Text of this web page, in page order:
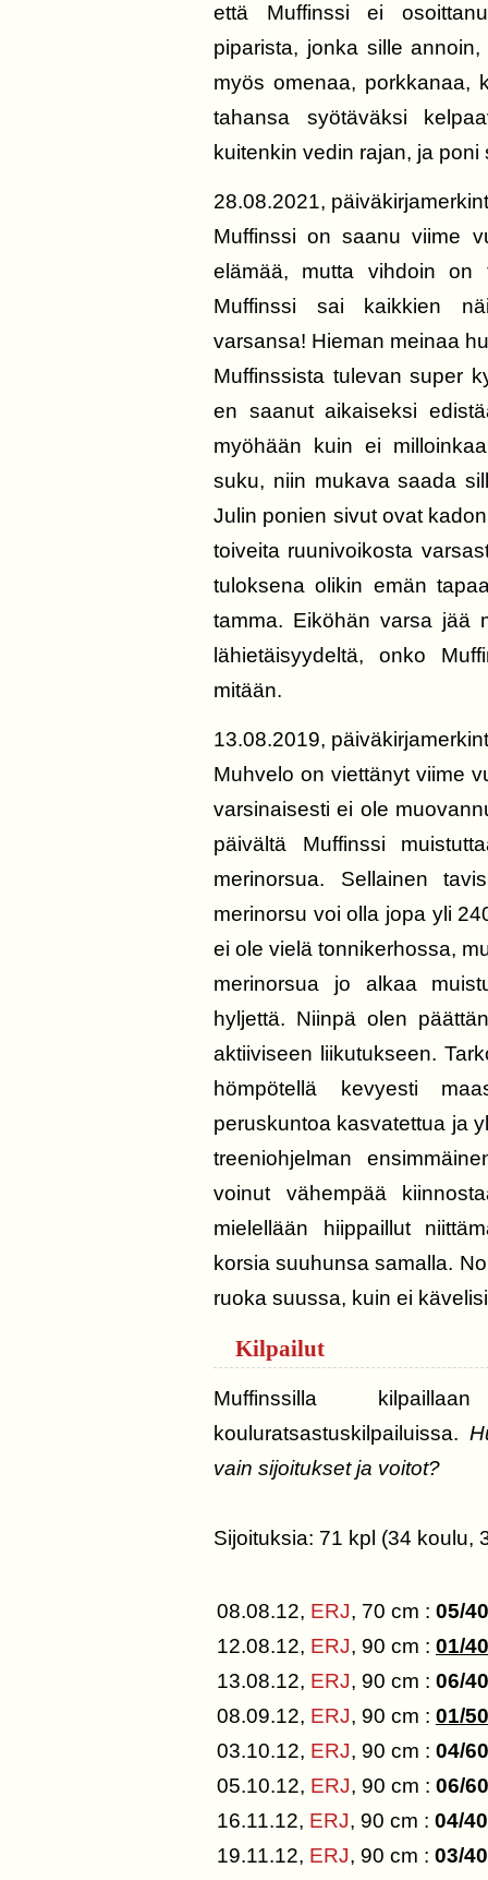
että Muffinssi ei
piparista, jonka sille
myös omenaa, porkkanaa,
tahansa syötäväksi
kuitenkin vedin rajan, ja
28.08.2021,
Muffinssi on saanu viime
elämää, mutta vihdoin on
Muffinssi sai kaikkien
varsansa! Hieman meinaa
Muffinssista tulevan super
en saanut aikaiseksi
myöhään kuin ei
suku, niin mukava saada
Julin ponien sivut ovat
toiveita ruunivoikosta
tuloksena olikin emän
tamma. Eiköhän varsa jää
lähietäisyydeltä, onko
mitään.
13.08.2019,
Muhvelo on viettänyt viime
varsinaisesti ei ole
päivältä Muffinssi
merinorsua. Sellainen
merinorsu voi olla jopa yli
ei ole vielä tonnikerhossa,
merinorsua jo alkaa
hyljettä. Niinpä olen
aktiiviseen liikutukseen.
hömpötellä kevyesti
peruskuntoa kasvatettua ja
treeniohjelman
voinut vähempää
mielellään hiippaillut
korsia suuhunsa samalla.
ruoka suussa, kuin ei
Kilpailut
Muffinssilla
kouluratsastuskilpailuissa.
vain sijoitukset ja voitot?
Sijoituksia: 71 kpl (34 koulu,
08.08.12, ERJ, 70 cm : 05/40
12.08.12, ERJ, 90 cm : 01/40
13.08.12, ERJ, 90 cm : 06/40
08.09.12, ERJ, 90 cm : 01/50
03.10.12, ERJ, 90 cm : 04/60
05.10.12, ERJ, 90 cm : 06/60
16.11.12, ERJ, 90 cm : 04/40
19.11.12, ERJ, 90 cm : 03/40